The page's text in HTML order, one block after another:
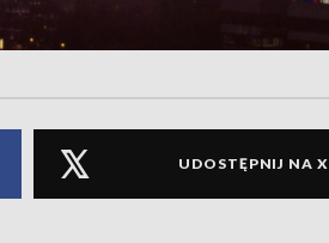
UDOSTĘPNIJ NA X